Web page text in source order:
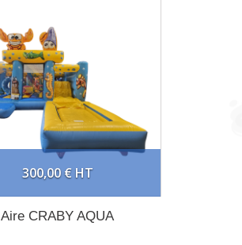
300,00 € HT
Aire CRABY AQUA